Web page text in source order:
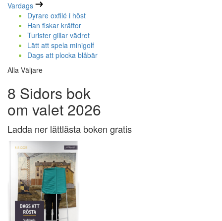
Vardags
Dyrare oxfilé i höst
Han fiskar kräftor
Turister gillar vädret
Lätt att spela minigolf
Dags att plocka blåbär
Alla Väljare
8 Sidors bok
om valet 2026
Ladda ner lättlästa boken gratis